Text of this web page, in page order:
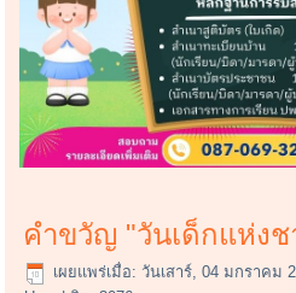
คำขวัญ "วันเด็กแห่งช
เผยแพร่เมื่อ: วันเสาร์, 04 มกราคม